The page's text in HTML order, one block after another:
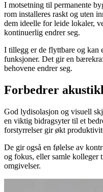
I motsetning til permanente
rom installeres raskt og uten
dem ideelle for leide lokaler,
kontinuerlig endrer seg.
I tillegg er de flyttbare og kan
funksjoner. Det gir en
behovene endrer seg.
Forbedrer
God lydisolasjon og visuell
en viktig bidragsyter til et
forstyrrelser gir økt
De gir også en følelse av
og fokus, eller samle kolleger
omgivelser.